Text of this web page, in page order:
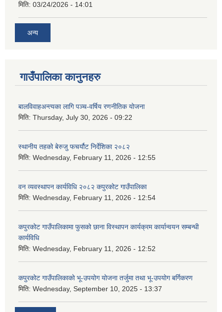
मिति: 03/24/2026 - 14:01
अन्य
गाउँपालिका कानुनहरु
बालविवाहअन्त्यका लागि पञ्च-वर्षिय रणनीतिक योजना
मिति: Thursday, July 30, 2026 - 09:22
स्थानीय तहको बेरुजु फचर्यौट निर्देशिका २०८२
मिति: Wednesday, February 11, 2026 - 12:55
वन व्यवस्थापन कार्यविधि २०८२ कपुरकोट गाउँपालिका
मिति: Wednesday, February 11, 2026 - 12:54
कपुरकोट गाउँपालिकामा फुसको छाना विस्थापन कार्यक्रम कार्यान्वयन सम्बन्धी
कार्यविधि
मिति: Wednesday, February 11, 2026 - 12:52
कपुरकोट गाउँपालिकाको भू-उपयोग योजना तर्जुमा तथा भू-उपयोग बर्गिकरण
मिति: Wednesday, September 10, 2025 - 13:37